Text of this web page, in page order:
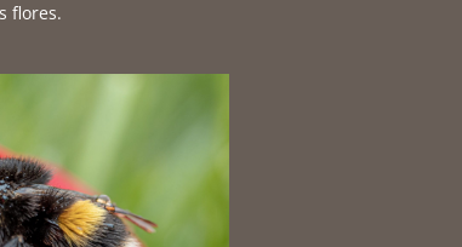
flores.